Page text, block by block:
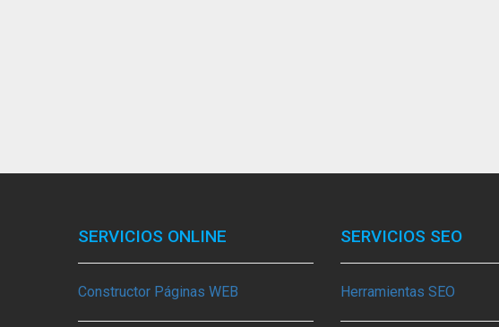
SERVICIOS ONLINE
Constructor Páginas WEB
SERVICIOS SEO
Herramientas SEO